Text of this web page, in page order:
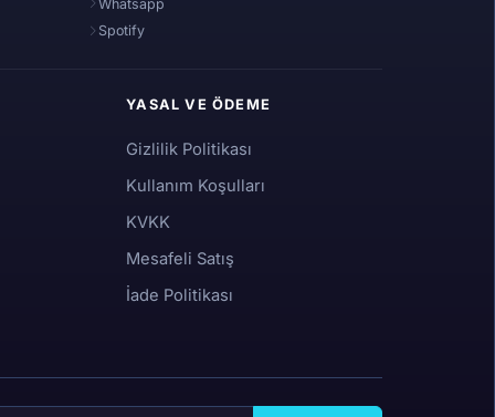
nasıl işler?
Whatsapp
Spotify
YASAL VE ÖDEME
Gizlilik Politikası
Kullanım Koşulları
KVKK
Mesafeli Satış
İade Politikası